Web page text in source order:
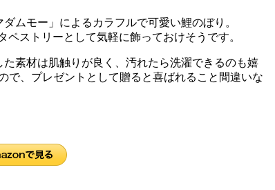
ムモー」によるカラフルで可愛い鯉のぼり。
ストリーとして気軽に飾っておけそうです。
素材は肌触りが良く、汚れたら洗濯できるのも嬉
で、プレゼントとして贈ると喜ばれること間違いな